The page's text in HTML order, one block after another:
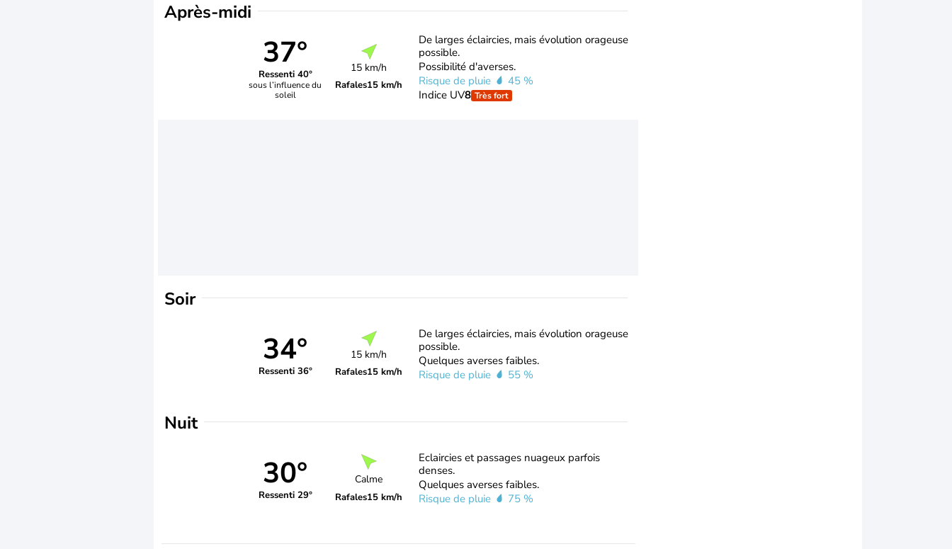
Après-midi
37°
Ressenti 40°
sous l’influence du
soleil
15 km/h
Rafales15 km/h
De larges éclaircies, mais évolution orageuse
possible.
Possibilité d'averses.
Risque de pluie
45 %
Indice UV8 Très fort
Soir
34°
Ressenti 36°
15 km/h
Rafales15 km/h
De larges éclaircies, mais évolution orageuse
possible.
Quelques averses faibles.
Risque de pluie
55 %
Nuit
30°
Ressenti 29°
Calme
Rafales15 km/h
Eclaircies et passages nuageux parfois
denses.
Quelques averses faibles.
Risque de pluie
75 %